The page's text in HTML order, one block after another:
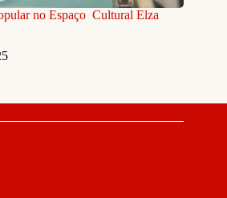
no Espaço Cultural Elza